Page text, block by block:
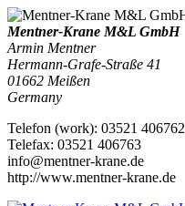
Mentner-Krane M&L GmbH
Armin Mentner
Hermann-Grafe-Straße 41
01662 Meißen
Germany
Telefon (work): 03521 406762
Telefax: 03521 406763
info@mentner-krane.de
http://www.mentner-krane.de